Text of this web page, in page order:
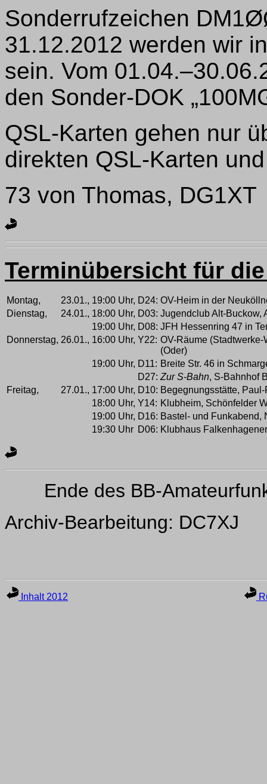
Sonderrufzeichen
31.12.2012 werden wir
sein. Vom
den Sonder-DOK
QSL-Karten gehen nur
direkten QSL-Karten
73 von Thomas, DG1XT
Terminübersicht für
Montag, 23.01., 19:00 Uhr, D24: OV-Heim in der
Dienstag,
24.01., 18:00 Uhr, D03: Jugendclub Alt-Buckow,
19:00 Uhr, D08: JFH Hessenring 47 in
Donnerstag, 26.01., 16:00 Uhr, Y22: OV-Räume
(Oder)
19:00 Uhr, D11: Breite Str. 46 in
D27: Zur S-Bahn, S-Bahnhof
Freitag,
27.01., 17:00 Uhr, D10: Begegnungsstätte,
18:00 Uhr, Y14: Klubheim, Schönfelder
19:00 Uhr, D16: Bastel- und Funkabend,
19:30 Uhr D06: Klubhaus
Ende des BB-
Archiv-Bearbeitung: DC7XJ
Inhalt 2012